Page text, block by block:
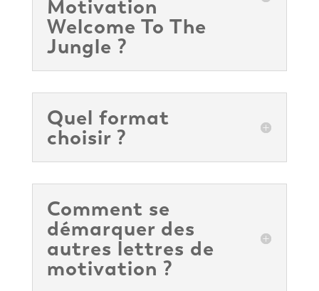
Motivation
Welcome To The
Jungle ?
Quel format
choisir ?
Comment se
démarquer des
autres lettres de
motivation ?